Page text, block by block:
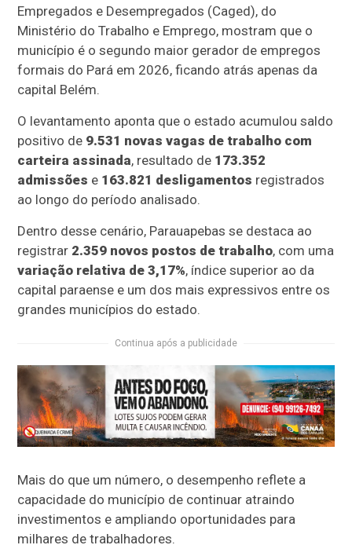
Empregados e Desempregados (Caged), do
Ministério do Trabalho e Emprego, mostram que o
município é o segundo maior gerador de empregos
formais do Pará em 2026, ficando atrás apenas da
capital Belém.
O levantamento aponta que o estado acumulou saldo
positivo de 9.531 novas vagas de trabalho com
carteira assinada, resultado de 173.352
admissões e 163.821 desligamentos registrados
ao longo do período analisado.
Dentro desse cenário, Parauapebas se destaca ao
registrar 2.359 novos postos de trabalho, com uma
variação relativa de 3,17%, índice superior ao da
capital paraense e um dos mais expressivos entre os
grandes municípios do estado.
Continua após a publicidade
Mais do que um número, o desempenho reflete a
capacidade do município de continuar atraindo
investimentos e ampliando oportunidades para
milhares de trabalhadores.